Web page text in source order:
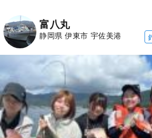
富八丸
静岡県 伊東市 宇佐美港